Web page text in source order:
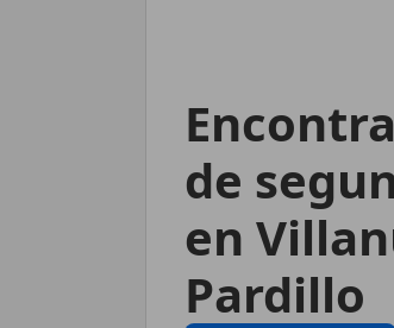
de
en
Pardillo